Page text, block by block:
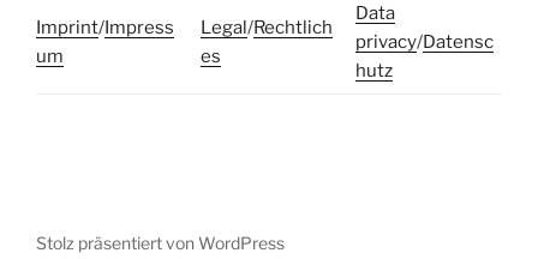
Imprint/Impress
um
Legal/Rechtlich
es
Data
privacy/Datensc
hutz
Stolz präsentiert von WordPress